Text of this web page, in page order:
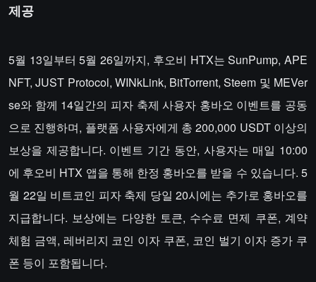
제공
5월 13일부터 5월 26일까지, 후오비 HTX는 SunPump, APE
NFT, JUST Protocol, WINkLink, BitTorrent, Steem 및 MEVer
se와 함께 14일간의 피자 축제 사용자 홍바오 이벤트를 공동
으로 진행하며, 플랫폼 사용자에게 총 200,000 USDT 이상의
보상을 제공합니다. 이벤트 기간 동안, 사용자는 매일 10:00
에 후오비 HTX 앱을 통해 한정 홍바오를 받을 수 있습니다. 5
월 22일 비트코인 피자 축제 당일 20시에는 추가로 홍바오를
지급합니다. 보상에는 다양한 토큰, 수수료 면제 쿠폰, 계약
체험 금액, 레버리지 코인 이자 쿠폰, 코인 벌기 이자 증가 쿠
폰 등이 포함됩니다.